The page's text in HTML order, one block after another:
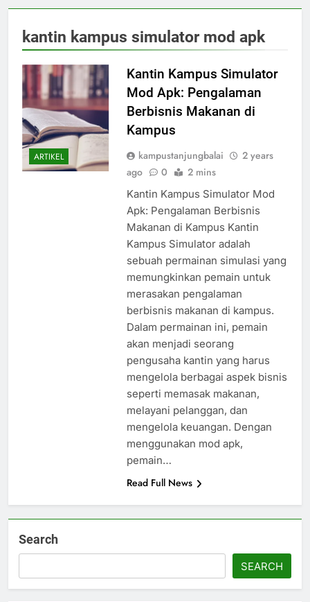
kantin kampus simulator mod apk
ARTIKEL
Kantin Kampus Simulator
Mod Apk: Pengalaman
Berbisnis Makanan di
Kampus
kampustanjungbalai
2 years
ago
0 2 mins
Kantin Kampus Simulator Mod
Apk: Pengalaman Berbisnis
Makanan di Kampus Kantin
Kampus Simulator adalah
sebuah permainan simulasi yang
memungkinkan pemain untuk
merasakan pengalaman
berbisnis makanan di kampus.
Dalam permainan ini, pemain
akan menjadi seorang
pengusaha kantin yang harus
mengelola berbagai aspek bisnis
seperti memasak makanan,
melayani pelanggan, dan
mengelola keuangan. Dengan
menggunakan mod apk,
pemain…
Read Full News
Search
SEARCH